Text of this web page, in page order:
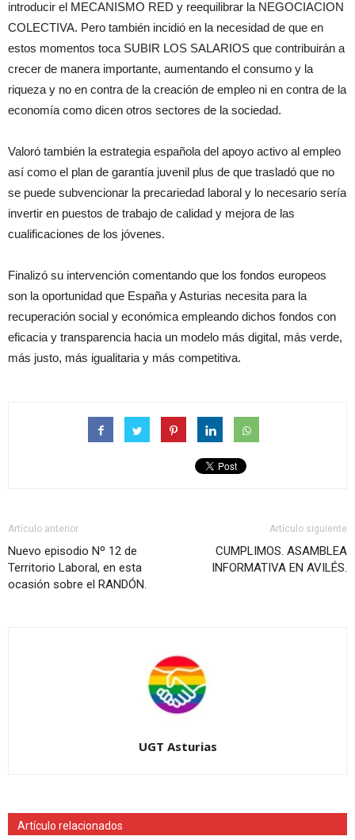
introducir el MECANISMO RED y reequilibrar la NEGOCIACION
COLECTIVA. Pero también incidió en la necesidad de que en
estos momentos toca SUBIR LOS SALARIOS que contribuirán a
crecer de manera importante, aumentando el consumo y la
riqueza y no en contra de la creación de empleo ni en contra de la
economía como dicen otros sectores de la sociedad.
Valoró también la estrategia española del apoyo activo al empleo
así como el plan de garantía juvenil plus de que trasladó que no
se puede subvencionar la precariedad laboral y lo necesario sería
invertir en puestos de trabajo de calidad y mejora de las
cualificaciones de los jóvenes.
Finalizó su intervención comentando que los fondos europeos
son la oportunidad que España y Asturias necesita para la
recuperación social y económica empleando dichos fondos con
eficacia y transparencia hacia un modelo más digital, más verde,
más justo, más igualitaria y más competitiva.
Artículo anterior
Nuevo episodio Nº 12 de
Territorio Laboral, en esta
ocasión sobre el RANDÓN.
Artículo siguiente
CUMPLIMOS. ASAMBLEA
INFORMATIVA EN AVILÉS.
UGT Asturias
Artículo relacionados